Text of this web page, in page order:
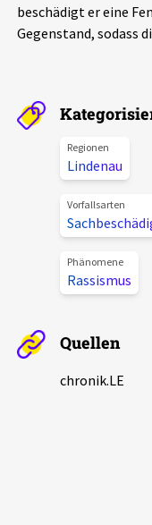
Schlaglichter
Aktuelles
Veranstaltungen
Pressemitteilungen
Podcasts
Über uns
Kontakt
Spenden
beschädigt er eine
Gegenstand, sodass
Regionen
Lindenau
Vorfallsarten
Phänomene
Rassismus
Quellen
chronik.LE